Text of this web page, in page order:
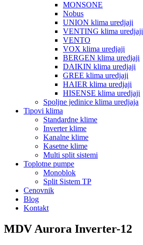
MONSONE
Nobus
UNION klima uredjaji
VENTING klima uredjaji
VENTO
VOX klima uredjaji
BERGEN klima uredjaji
DAIKIN klima uredjaji
GREE klima uredjaji
HAIER klima uredjaji
HISENSE klima uredjaji
Spoljne jedinice klima uredjaja
Tipovi klima
Standardne klime
Inverter klime
Kanalne klime
Kasetne klime
Multi split sistemi
Toplotne pumpe
Monoblok
Split Sistem TP
Cenovnik
Blog
Kontakt
MDV Aurora Inverter-12